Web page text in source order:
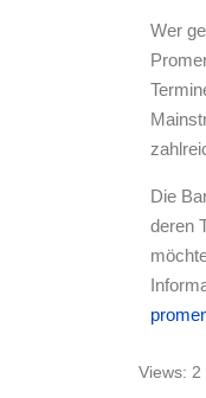
Wer
Die
deren
Views: 2